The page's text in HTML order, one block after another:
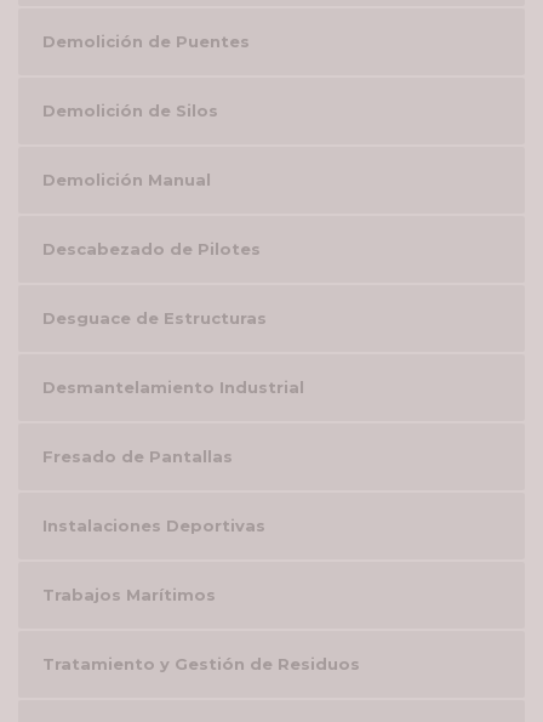
Demolición de Puentes
Demolición de Silos
Demolición Manual
Descabezado de Pilotes
Desguace de Estructuras
Desmantelamiento Industrial
Fresado de Pantallas
Instalaciones Deportivas
Trabajos Marítimos
Tratamiento y Gestión de Residuos